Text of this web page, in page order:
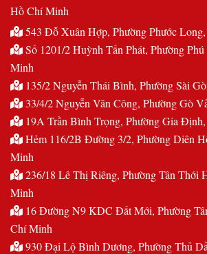
Hồ Chí Minh
543 Đỗ Xuân Hợp, Phường Phước
Số 1201/2 Huỳnh Tấn Phát, Phường
Minh
135/2 Nguyễn Thái Bình, Phường Sài
33/4/2 Nguyễn Văn Công, Phường Gò
19A Trần Bình Trọng, Phường Gia
Hẻm 116/2B Đường 3/2, Phường Diên
Minh
236/18 Lê Thị Riêng, Phường Tân Thới
Minh
16 Đường N9 KDC Đất Mới, Phường
Chí Minh
930 Đại Lộ Bình Dương, Phường Thủ